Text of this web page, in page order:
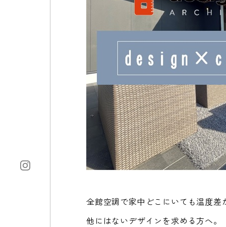
全館空調で家中どこにいても温度
他にはないデザインを求める方へ。